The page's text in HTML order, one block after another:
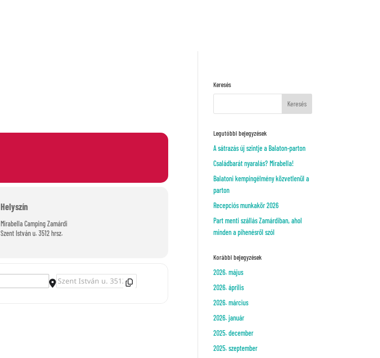
Helyszín
Mirabella Camping Zamárdi
Szent István u. 3512 hrsz.
Destination Address - Balatoni kincskeresés []
Keresés
Legutóbbi bejegyzések
A sátrazás új szintje a Balaton-parton
Családbarát nyaralás? Mirabella!
Balatoni kempingélmény közvetlenül a
parton
Recepciós munkakör 2026
Part menti szállás Zamárdiban, ahol
minden a pihenésről szól
Korábbi bejegyzések
2026. május
2026. április
2026. március
2026. január
2025. december
2025. szeptember